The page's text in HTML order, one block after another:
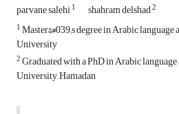
parvane salehi1 shahram delshad2
1Master&#039;s degree in Arabic
University
2Graduated with a PhD in Arabic
University, Hamadan